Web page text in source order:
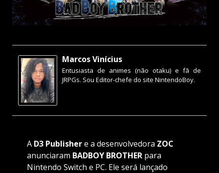
Marcos Vinícius
Entusiasta de animes (não otaku) e fã de
JRPGs. Sou Editor-chefe do site NintendoBoy.
A D3 Publishere a desenvolvedora ZOC
anunciaram BADBOY BROTHERpara
Nintendo Switch e PC. Ele será lançado